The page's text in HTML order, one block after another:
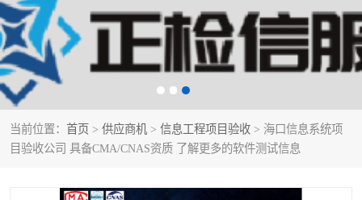
当前位置： 首页 > 供应商机 > 信息工程项目验收 > 海口信息系统项
目验收公司 具备CMA/CNAS资质 了解更多的软件测试信息
电子政务验收测评 数字信息化验收测评
应用软件系统测试 信息系统漏洞扫描
科技成果鉴定测试
信息安全风险评估 系统性能效率测试